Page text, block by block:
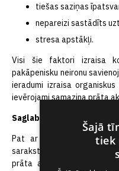
tiešas saziņas
nepareizi sastādīts
stresa apstākļi.
Visi šie faktori izraisa
pakāpenisku neironu
ieradumi izraisa
ievērojami samazina prāta
Saglabāt un pavairot
Pat ar ilgu pārtraukumu
sarakstu ir iespējams
prāta aktivitāti – pietiek
Šajā
tiek